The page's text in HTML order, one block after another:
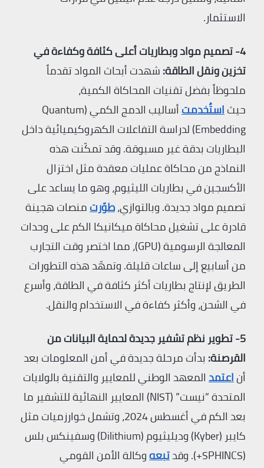
الاستثمار.
4- تصميم مواد وبطاريات أعلى كثافة وكفاءة في
تخزين ونقل الطاقة:شهدت أبحاث المواد تقدماً
ملحوظاً بفضل تقنيات المحاكاة الكمية،
حيثاستُخدمت
أساليب الدمج الكمي (Quantum
Embedding) لدراسة التفاعلات الكهروكيميائية داخل
البطاريات بدقة غير مسبوقة. وقد تمكّنت هذه
النماذج من محاكاة عمليات معقدة مثل اختزال
الأكسجين في بطاريات الليثيوم، وهو ما يساعد على
تصميم مواد جديدة. وبالتوازي،طوّرتمنصات هجينة
قادرة على تشغيل محاكاة ميكانيكا الكم على وحدات
المعالجة الرسومية (GPU)، مما اختصر وقت التجارب
من أسابيع إلى ساعات قليلة. وتمهّد هذه التطورات
الطريق لإنتاج بطاريات أكثر كثافة في الطاقة، وأسرع
في الشحن، وأكثر كفاءة في الاستخدام والنقل.
5- تطوير نظم تشفير جديدة لحماية البيانات من
القرصنة: بدأت مرحلة جديدة في أمن المعلومات بعد
أناعتمدالمعهد الوطني للمعايير والتقنية بالولايات
المتحدة “نيست” (NIST) المعايير النهائية للتشفير ما
بعد الكم في أغسطس 2024، وتشمل خوارزميات مثل
كايبر (Kyber) وديليثيوم (Dilithium) وسفينكس بلس
(SPHINCS+). وقد
تبعهوكالة الأمن القومي